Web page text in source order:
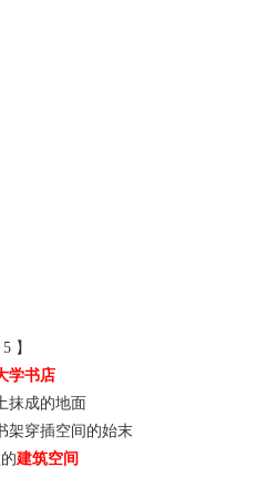
5 】
学书店
抹成的地面
架穿插空间的始末
建筑空间